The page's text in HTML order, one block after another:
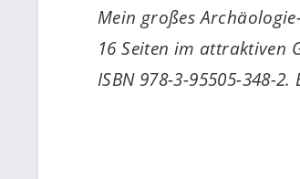
Mein großes
16 Seiten im attraktiven
ISBN 978-3-95505-348-2.